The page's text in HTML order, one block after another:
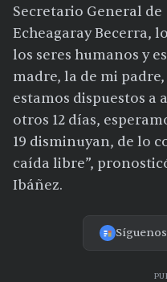
Secretario General
Echeagaray Becerra,
los seres humanos y
madre, la de mi
estamos dispuestos a
otros 12 días,
19 disminuyan, de lo
caída libre”,
Ibáñez.